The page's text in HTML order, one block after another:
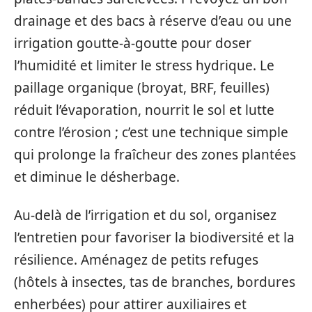
drainage et des bacs à réserve d’eau ou une
irrigation goutte-à-goutte pour doser
l’humidité et limiter le stress hydrique. Le
paillage organique (broyat, BRF, feuilles)
réduit l’évaporation, nourrit le sol et lutte
contre l’érosion ; c’est une technique simple
qui prolonge la fraîcheur des zones plantées
et diminue le désherbage.
Au-delà de l’irrigation et du sol, organisez
l’entretien pour favoriser la biodiversité et la
résilience. Aménagez de petits refuges
(hôtels à insectes, tas de branches, bordures
enherbées) pour attirer auxiliaires et